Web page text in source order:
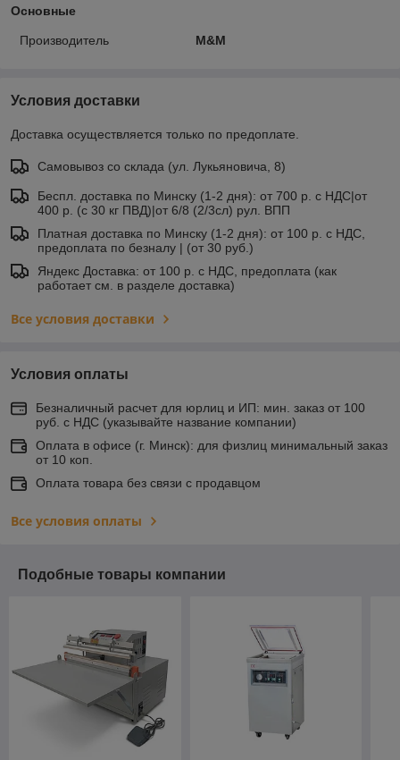
Основные
Производитель M&M
Условия доставки
Доставка осуществляется только по предоплате.
Самовывоз со склада (ул. Лукьяновича, 8)
Беспл. доставка по Минску (1-2 дня): от 700 р. с НДС|от
400 р. (с 30 кг ПВД)|от 6/8 (2/3сл) рул. ВПП
Платная доставка по Минску (1-2 дня): от 100 р. с НДС,
предоплата по безналу | (от 30 руб.)
Яндекс Доставка: от 100 р. с НДС, предоплата (как
работает см. в разделе доставка)
Все условия доставки
Условия оплаты
Безналичный расчет для юрлиц и ИП: мин. заказ от 100
руб. с НДС (указывайте название компании)
Оплата в офисе (г. Минск): для физлиц минимальный заказ
от 10 коп.
Оплата товара без связи с продавцом
Все условия оплаты
Подобные товары компании